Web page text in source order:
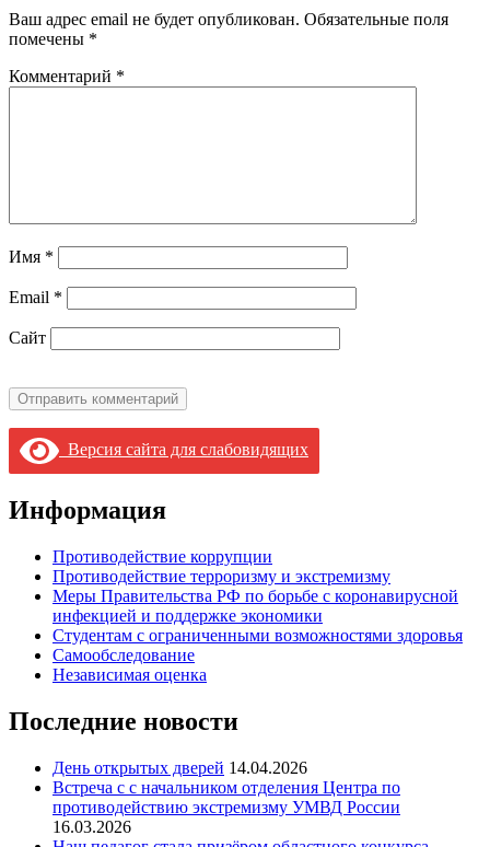
Ваш адрес email не будет опубликован. Обязательные поля
помечены *
Комментарий *
Имя *
Email *
Сайт
Версия сайта для слабовидящих
Информация
Противодействие коррупции
Противодействие терроризму и экстремизму
Меры Правительства РФ по борьбе с коронавирусной
инфекцией и поддержке экономики
Студентам с ограниченными возможностями здоровья
Самообследование
Независимая оценка
Последние новости
День открытых дверей 14.04.2026
Встреча с с начальником отделения Центра по
противодействию экстремизму УМВД России
16.03.2026